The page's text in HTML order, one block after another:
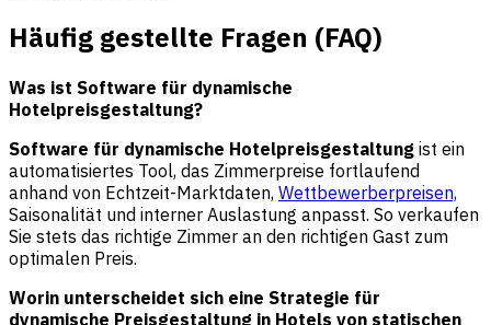
Häufig gestellte Fragen (FAQ)
Was ist Software für dynamische
Hotelpreisgestaltung?
Software für dynamische Hotelpreisgestaltung ist ein
automatisiertes Tool, das Zimmerpreise fortlaufend
anhand von Echtzeit-Marktdaten, Wettbewerberpreisen,
Saisonalität und interner Auslastung anpasst. So verkaufen
Sie stets das richtige Zimmer an den richtigen Gast zum
optimalen Preis.
Worin unterscheidet sich eine Strategie für
dynamische Preisgestaltung in Hotels von statischen